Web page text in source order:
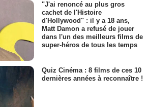
"J'ai renoncé au plus gros
cachet de l'Histoire
d'Hollywood" : il y a 18 ans,
Matt Damon a refusé de jouer
dans l'un des meilleurs films de
super-héros de tous les temps
Quiz Cinéma : 8 films de ces 10
dernières années à reconnaître !